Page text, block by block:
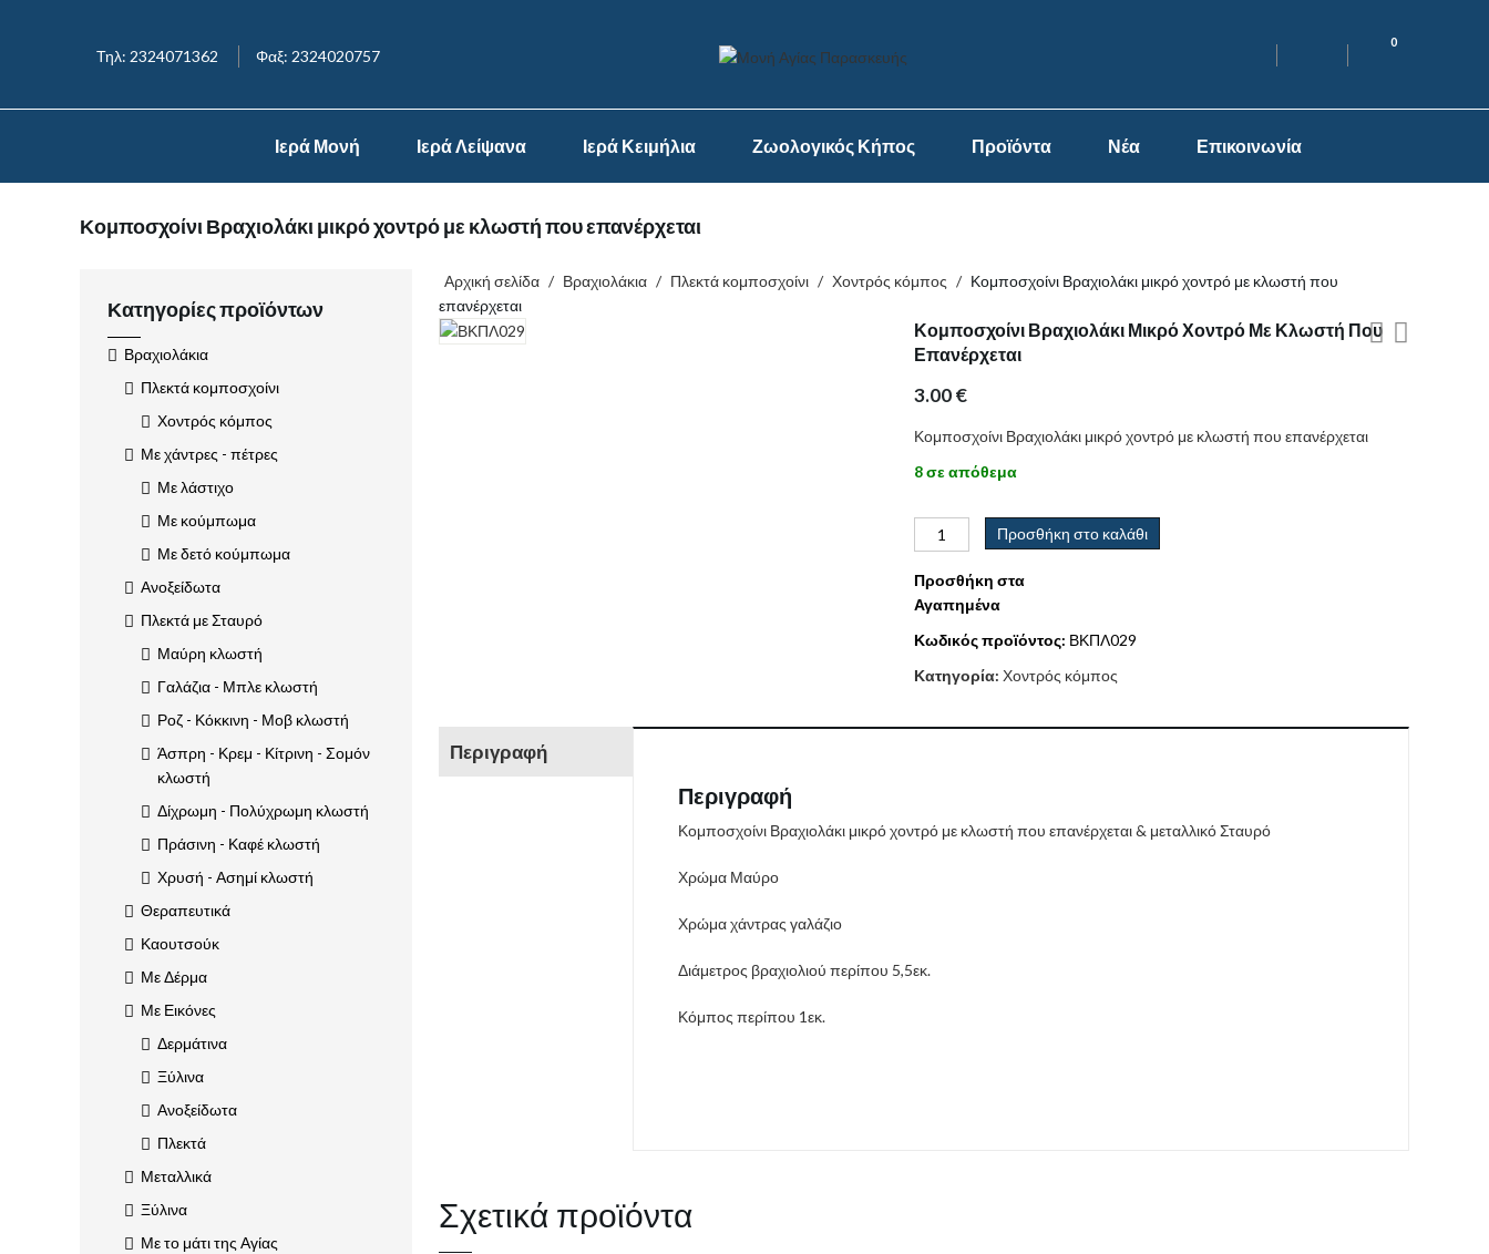
Τηλ: 2324071362 Φαξ: 2324020757
0
Ιερά Μονή Ιερά Λείψανα Ιερά Κειμήλια Ζωολογικός Κήπος Προϊόντα Νέα Επικοινωνία
Κομποσχοίνι Βραχιολάκι μικρό χοντρό με κλωστή που επανέρχεται
Αρχική σελίδα / Βραχιολάκια / Πλεκτά κομποσχοίνι / Χοντρός κόμπος / Κομποσχοίνι Βραχιολάκι μικρό χοντρό με κλωστή που
επανέρχεται
Κομποσχοίνι Βραχιολάκι Μικρό Χοντρό Με Κλωστή Που
Επανέρχεται
3.00€
Κομποσχοίνι Βραχιολάκι μικρό χοντρό με κλωστή που επανέρχεται
8 σε απόθεμα
Προσθήκη στο καλάθι
Προσθήκη στα
Αγαπημένα
Κωδικός προϊόντος: ΒΚΠΛ029
Κατηγορία:Χοντρός κόμπος
Περιγραφή
Περιγραφή
Κομποσχοίνι Βραχιολάκι μικρό χοντρό με κλωστή που επανέρχεται & μεταλλικό Σταυρό
Χρώμα Μαύρο
Χρώμα χάντρας γαλάζιο
Διάμετρος βραχιολιού περίπου 5,5εκ.
Κόμπος περίπου 1εκ.
Σχετικά προϊόντα
Κατηγορίες προϊόντων
Βραχιολάκια
Πλεκτά κομποσχοίνι
Χοντρός κόμπος
Με χάντρες - πέτρες
Με λάστιχο
Με κούμπωμα
Με δετό κούμπωμα
Ανοξείδωτα
Πλεκτά με Σταυρό
Μαύρη κλωστή
Γαλάζια - Μπλε κλωστή
Ροζ - Κόκκινη - Μοβ κλωστή
Άσπρη - Κρεμ - Κίτρινη - Σομόν
κλωστή
Δίχρωμη - Πολύχρωμη κλωστή
Πράσινη - Καφέ κλωστή
Χρυσή - Ασημί κλωστή
Θεραπευτικά
Καουτσούκ
Με Δέρμα
Με Εικόνες
Δερμάτινα
Ξύλινα
Ανοξείδωτα
Πλεκτά
Μεταλλικά
Ξύλινα
Με το μάτι της Αγίας